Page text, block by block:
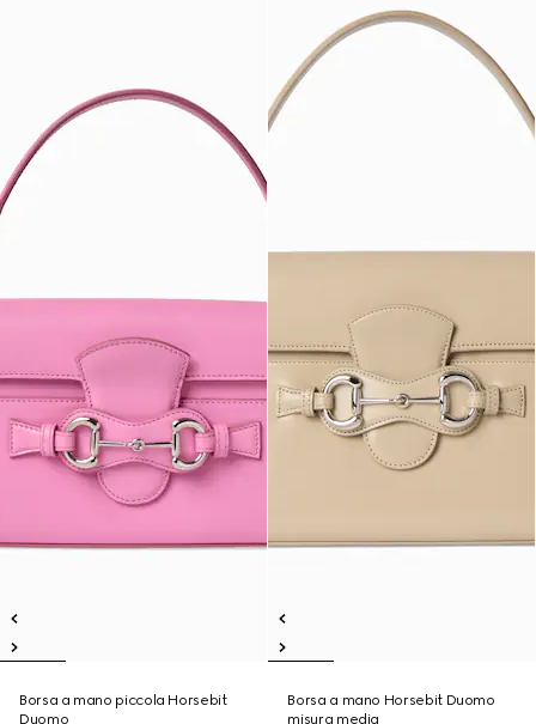
Borsa a mano piccola Horsebit
Duomo
Borsa a mano Horsebit Duomo
misura media